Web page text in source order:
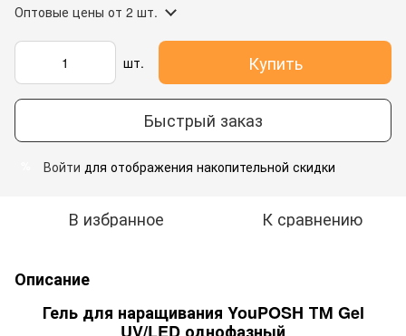
Оптовые цены от 2 шт.
шт. Купить
Быстрый заказ
Войти для отображения накопительной скидки
В избранное К сравнению
Описание
Гель для наращивания YouPOSH ТМ Gel
UV/LED однофазный